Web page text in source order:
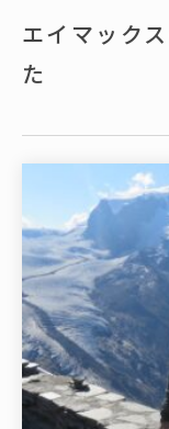
エイマック
た